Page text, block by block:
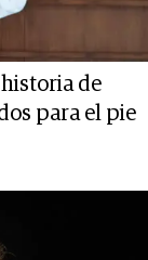
de
para el pie